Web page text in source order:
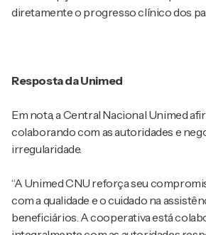
diretamente o progresso clínico dos
Resposta da Unimed
Em nota, a Central Nacional Unimed
colaborando com as autoridades e
irregularidade.
“A Unimed CNU reforça seu
com a qualidade e o cuidado na
beneficiários. A cooperativa está